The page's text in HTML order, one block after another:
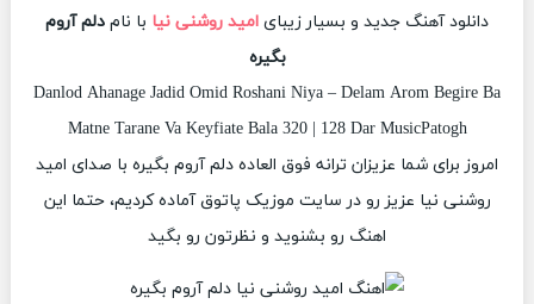
دانلود آهنگ جدید و بسیار زیبای امید روشنی نیا با نام دلم آروم
بگیره
Danlod Ahanage Jadid Omid Roshani Niya – Delam Arom Begire Ba
Matne Tarane Va Keyfiate Bala 320 | 128 Dar MusicPatogh
امروز برای شما عزیزان ترانه فوق العاده دلم آروم بگیره با صدای امید
روشنی نیا عزیز رو در سایت موزیک پاتوق آماده کردیم، حتما این
اهنگ رو بشنوید و نظرتون رو بگید